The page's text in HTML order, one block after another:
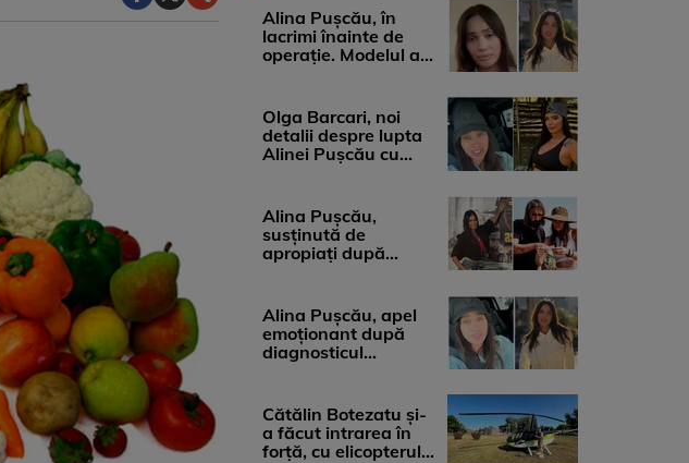
Alina Pușcău, în
lacrimi înainte de
operație. Modelul a
Olga Barcari, noi
detalii despre lupta
Alinei Pușcău cu
Alina Pușcău,
susținută de
apropiați după
medicii, ...
Alina Pușcău, apel
emoționant după
diagnosticul
...
Cătălin Botezatu și-
a făcut intrarea în
forță, cu elicopterul,